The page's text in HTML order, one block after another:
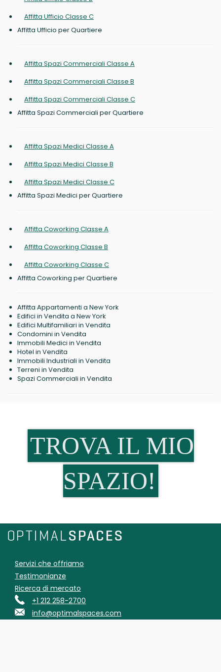
Affitta Ufficio Classe C
Affitta Ufficio per Quartiere
Affitta Spazi Commerciali Classe A
Affitta Spazi Commerciali Classe B
Affitta Spazi Commerciali Classe C
Affitta Spazi Commerciali per Quartiere
Affitta Spazi Medici Classe A
Affitta Spazi Medici Classe B
Affitta Spazi Medici Classe C
Affitta Spazi Medici per Quartiere
Affitta Coworking Classe A
Affitta Coworking Classe B
Affitta Coworking Classe C
Affitta Coworking per Quartiere
Affitta Appartamenti a New York
Edifici in Vendita a New York
Edifici Multifamiliari in Vendita
Condomini in Vendita
Immobili Medici in Vendita
Hotel in Vendita
Immobili Industriali in Vendita
Terreni in Vendita
Spazi Commerciali in Vendita
TROVA IL MIO
SPAZIO!
Servizi che offriamo
Testimonianze
Ricerca di mercato
+1 212 258-2700
info@optimalspaces.com